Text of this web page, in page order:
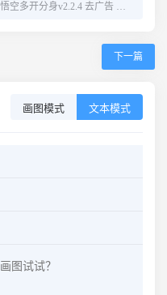
悟空多开分身v2.2.4 去广告 解锁会员
下一篇
画图模式 文本模式